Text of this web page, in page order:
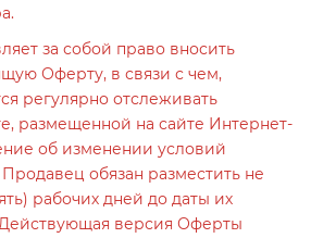
за собой право вносить
Оферту, в связи с чем,
регулярно отслеживать
размещенной на сайте Интернет-
об изменении условий
обязан разместить не
рабочих дней до даты их
Действующая версия Оферты